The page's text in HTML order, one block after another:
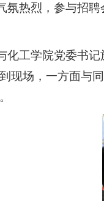
氛热烈，参与招聘
化工学院党委书
现场，一方面与